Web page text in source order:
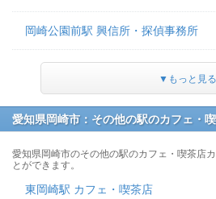
岡崎公園前駅 興信所・探偵事務所
▼もっと見る
愛知県岡崎市：その他の駅のカフェ・
愛知県岡崎市のその他の駅のカフェ・喫茶店
とができます。
東岡崎駅 カフェ・喫茶店